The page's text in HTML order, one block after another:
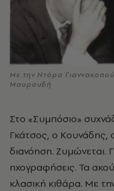
Με την Ντόρα
Μαυρουδή
Στο «Συμπόσιο»
Γκάτσος, ο Κουνάδης,
διανόηση. Ζυμώνεται.
ηχογραφήσεις. Τα
κλασική κιθάρα. Με